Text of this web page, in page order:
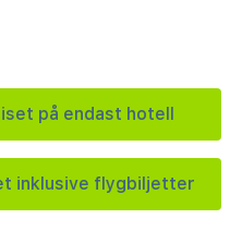
på endast hotell
inklusive flygbiljetter